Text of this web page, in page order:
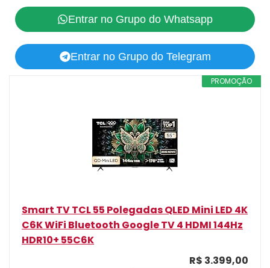
Entrar no Grupo do Whatsapp
Entrar no Grupo do Telegram
PROMOÇÃO
Smart TV TCL 55 Polegadas QLED Mini LED 4K
C6K WiFi Bluetooth Google TV 4 HDMI 144Hz
HDR10+ 55C6K
R$ 3.399,00